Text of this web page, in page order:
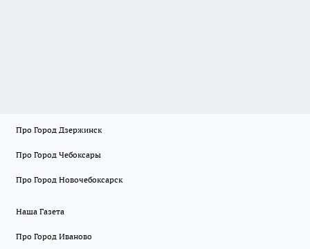
Про Город Дзержинск
Про Город Чебоксары
Про Город Новочебоксарск
Наша Газета
Про Город Иваново